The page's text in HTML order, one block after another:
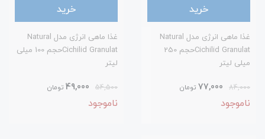
خرید
غذا ماهی انرژی مدل Natural
Cichilid Granulatحجم 250
میلی لیتر
84,000
77,000 تومان
ناموجود
خرید
غذا ماهی انرژی مدل Natural
Cichilid Granulatحجم 100 میلی
لیتر
54,500
49,000 تومان
ناموجود